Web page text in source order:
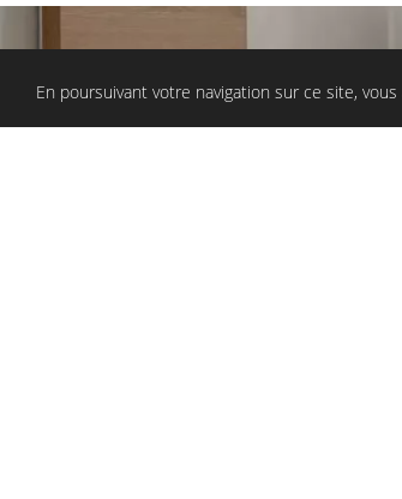
En poursuivant votre navigation sur ce site,